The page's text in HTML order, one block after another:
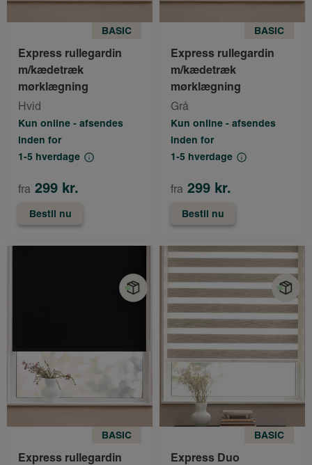
BASIC
Express rullegardin
m/kædetræk
mørklægning
Hvid
Kun online - afsendes
inden for
1-5 hverdage
fra 299 kr.
Bestil nu
BASIC
Express rullegardin
m/kædetræk
mørklægning
Grå
Kun online - afsendes
inden for
1-5 hverdage
fra 299 kr.
Bestil nu
BASIC
Express rullegardin
BASIC
Express Duo